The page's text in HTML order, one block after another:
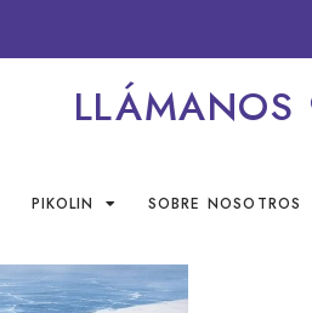
PIKOLIN SOBRE NOSOTROS